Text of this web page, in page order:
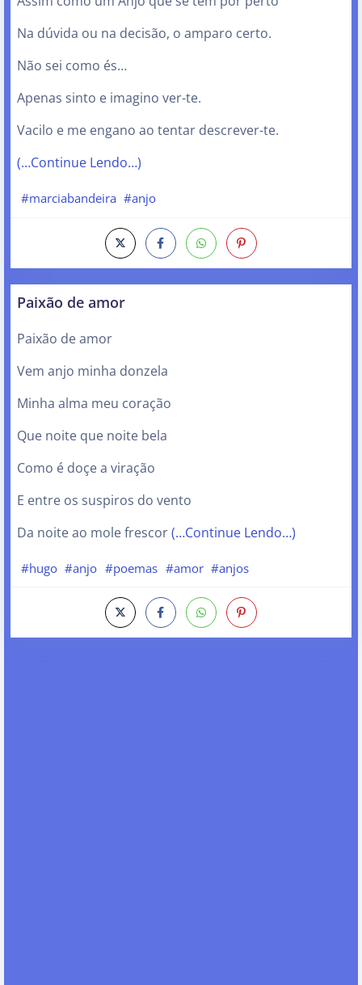
Na dúvida ou na decisão, o amparo certo.
Não sei como és…
Apenas sinto e imagino ver-te.
Vacilo e me engano ao tentar descrever-te.
(…Continue Lendo…)
#marciabandeira #anjo
Paixão de amor
Paixão de amor
Vem anjo minha donzela
Minha alma meu coração
Que noite que noite bela
Como é doçe a viração
E entre os suspiros do vento
Da noite ao mole frescor(…Continue Lendo…)
#hugo #anjo #poemas #amor #anjos